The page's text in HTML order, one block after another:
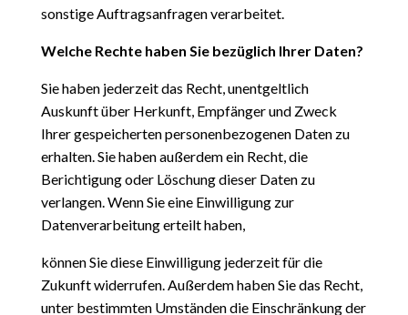
sonstige Auftragsanfragen verarbeitet.
Welche Rechte haben Sie bezüglich Ihrer Daten?
Sie haben jederzeit das Recht, unentgeltlich
Auskunft über Herkunft, Empfänger und Zweck
Ihrergespeicherten personenbezogenen Daten zu
erhalten. Sie haben außerdem ein Recht, die
Berichtigung oder Löschung dieser Daten zu
verlangen. Wenn Sie eine Einwilligung zur
Datenverarbeitung erteilt haben,
können Sie diese Einwilligung jederzeit für die
Zukunft widerrufen. Außerdem haben Sie das Recht,
unter bestimmten Umständen die Einschränkung der